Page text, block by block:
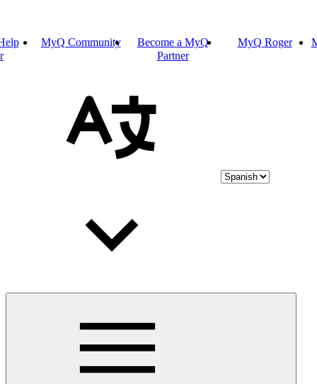
MyQ Community
Become a MyQ
Partner
MyQ Roger